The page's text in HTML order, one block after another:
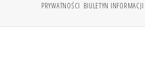
PRYWATNOŚCI BIULETYN